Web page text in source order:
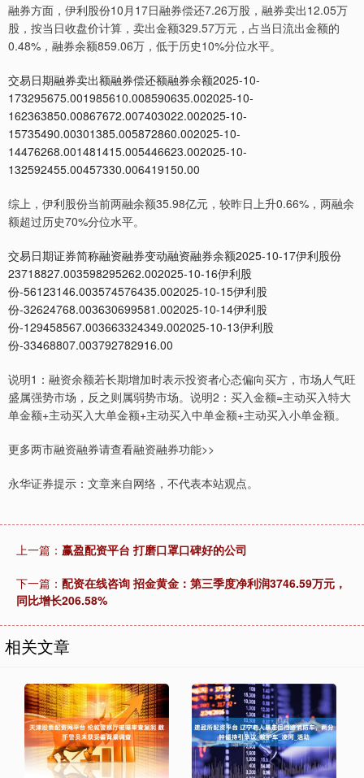
融券方面，伊利股份10月17日融券偿还7.26万股，融券卖出12.05万
股，按当日收盘价计算，卖出金额329.57万元，占当日流出金额的
0.48%，融券余额859.06万，低于历史10%分位水平。
交易日期融券卖出额融券偿还额融券余额2025-10-
173295675.001985610.008590635.002025-10-
162363850.00867672.007403022.002025-10-
15735490.00301385.005872860.002025-10-
14476268.001481415.005446623.002025-10-
132592455.00457330.006419150.00
综上，伊利股份当前两融余额35.98亿元，较昨日上升0.66%，两融余
额超过历史70%分位水平。
交易日期证券简称融资融券变动融资融券余额2025-10-17伊利股份
23718827.003598295262.002025-10-16伊利股
份-56123146.003574576435.002025-10-15伊利股
份-32624768.003630699581.002025-10-14伊利股
份-129458567.003663324349.002025-10-13伊利股
份-33468807.003792782916.00
说明1：融资余额若长期增加时表示投资者心态偏向买方，市场人气旺
盛属强势市场，反之则属弱势市场。说明2：买入金额=主动买入特大
单金额+主动买入大单金额+主动买入中单金额+主动买入小单金额。
更多两市融资融券请查看融资融券功能>>
永华证券提示：文章来自网络，不代表本站观点。
上一篇： 赢盈配资平台 打磨口罩口碑好的公司
下一篇： 配资在线咨询 招金黄金：第三季度净利润3746.59万元，
同比增长206.58%
相关文章